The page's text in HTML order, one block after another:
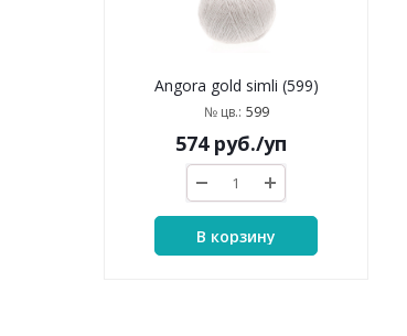
Angora gold simli (599)
№ цв.: 599
574руб./уп
В корзину